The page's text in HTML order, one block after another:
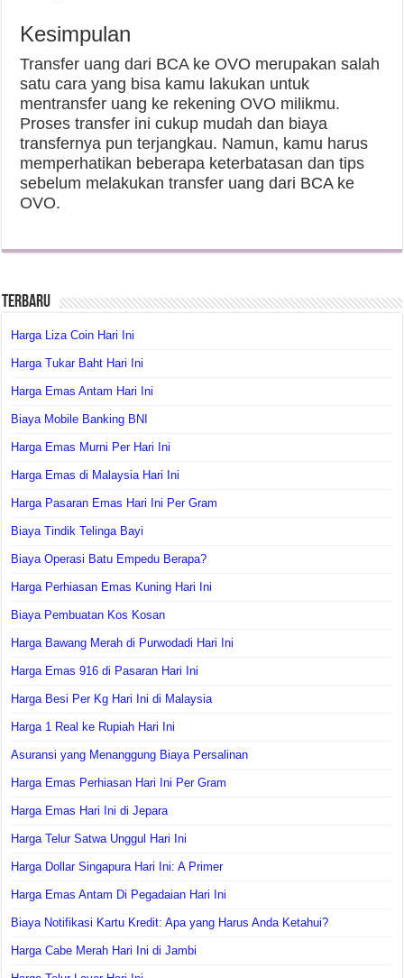
Kesimpulan
Transfer uang dari BCA ke OVO merupakan salah
satu cara yang bisa kamu lakukan untuk
mentransfer uang ke rekening OVO milikmu.
Proses transfer ini cukup mudah dan biaya
transfernya pun terjangkau. Namun, kamu harus
memperhatikan beberapa keterbatasan dan tips
sebelum melakukan transfer uang dari BCA ke
OVO.
Terbaru
Harga Liza Coin Hari Ini
Harga Tukar Baht Hari Ini
Harga Emas Antam Hari Ini
Biaya Mobile Banking BNI
Harga Emas Murni Per Hari Ini
Harga Emas di Malaysia Hari Ini
Harga Pasaran Emas Hari Ini Per Gram
Biaya Tindik Telinga Bayi
Biaya Operasi Batu Empedu Berapa?
Harga Perhiasan Emas Kuning Hari Ini
Biaya Pembuatan Kos Kosan
Harga Bawang Merah di Purwodadi Hari Ini
Harga Emas 916 di Pasaran Hari Ini
Harga Besi Per Kg Hari Ini di Malaysia
Harga 1 Real ke Rupiah Hari Ini
Asuransi yang Menanggung Biaya Persalinan
Harga Emas Perhiasan Hari Ini Per Gram
Harga Emas Hari Ini di Jepara
Harga Telur Satwa Unggul Hari Ini
Harga Dollar Singapura Hari Ini: A Primer
Harga Emas Antam Di Pegadaian Hari Ini
Biaya Notifikasi Kartu Kredit: Apa yang Harus Anda Ketahui?
Harga Cabe Merah Hari Ini di Jambi